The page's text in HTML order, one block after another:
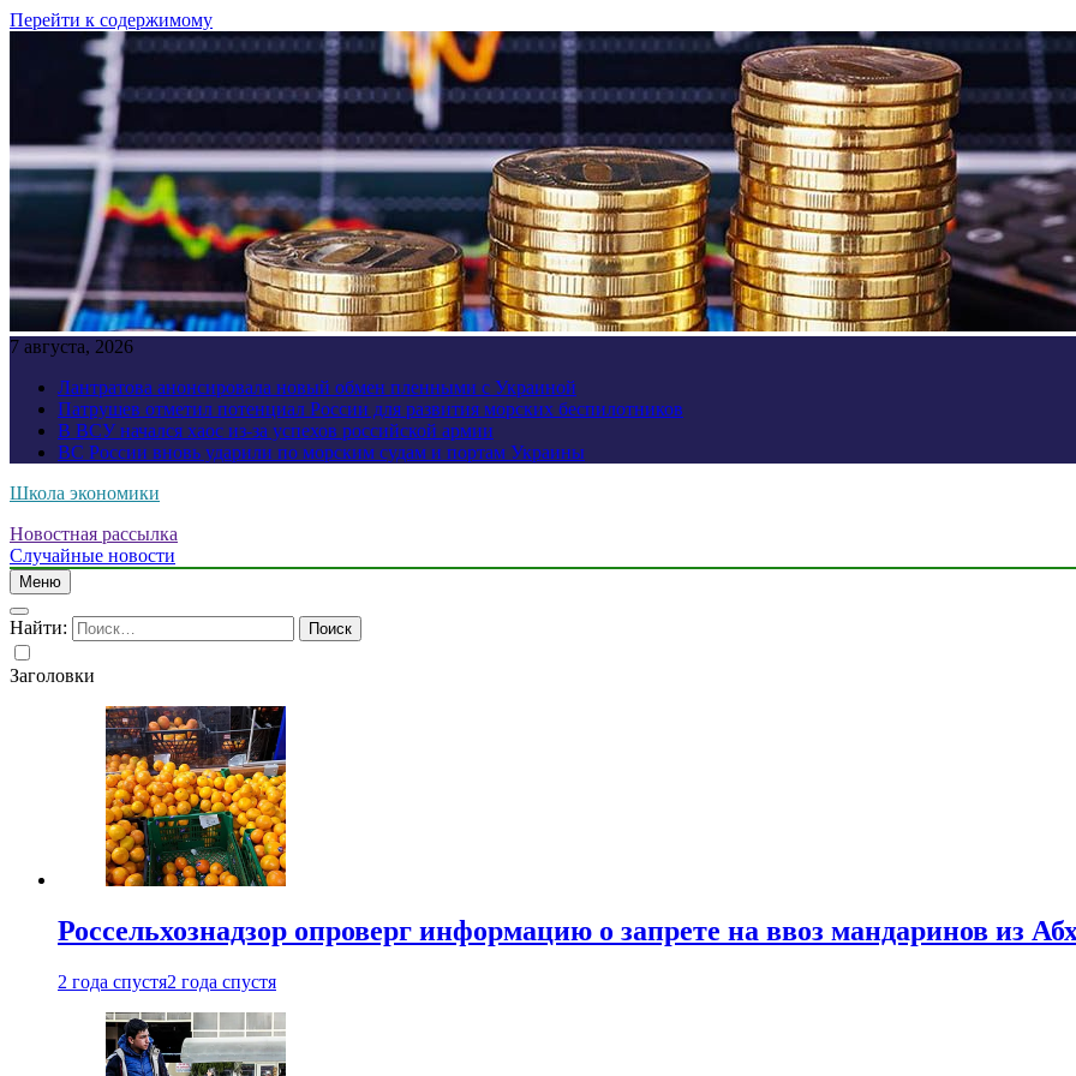
Перейти к содержимому
7 августа, 2026
Лантратова анонсировала новый обмен пленными с Украиной
Патрушев отметил потенциал России для развития морских беспилотников
В ВСУ начался хаос из-за успехов российской армии
ВС России вновь ударили по морским судам и портам Украины
Школа экономики
Новостная рассылка
Случайные новости
Меню
Найти:
Заголовки
Россельхознадзор опроверг информацию о запрете на ввоз мандаринов из
2 года спустя2 года спустя